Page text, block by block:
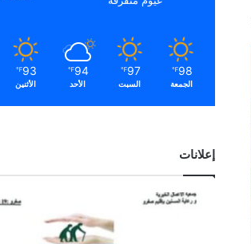
98
℉
الجمعة
97
℉
السبت
94
℉
الأحد
93
℉
الأثنين
إعلانات